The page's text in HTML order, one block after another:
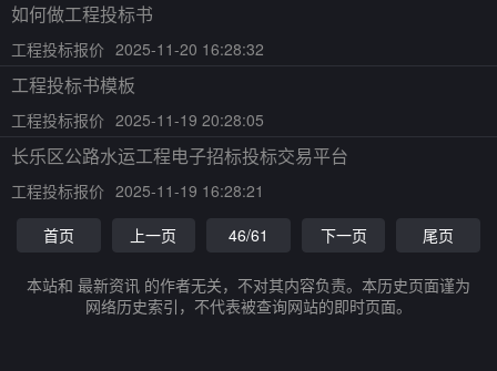
如何做工程投标书
工程投标报价 2025-11-20 16:28:32
工程投标书模板
工程投标报价 2025-11-19 20:28:05
长乐区公路水运工程电子招标投标交易平台
工程投标报价 2025-11-19 16:28:21
首页
上一页 46/61 下一页 尾页
本站和 最新资讯 的作者无关，不对其内容负责。本历史页面谨为
网络历史索引，不代表被查询网站的即时页面。